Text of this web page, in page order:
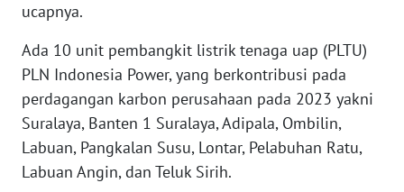
ucapnya.
Ada 10 unit pembangkit listrik tenaga uap (PLTU)
PLN Indonesia Power, yang berkontribusi pada
perdagangan karbon perusahaan pada 2023 yakni
Suralaya, Banten 1 Suralaya, Adipala, Ombilin,
Labuan, Pangkalan Susu, Lontar, Pelabuhan Ratu,
Labuan Angin, dan Teluk Sirih.
WN
WN
NUSANTARA
WN
JOGJA